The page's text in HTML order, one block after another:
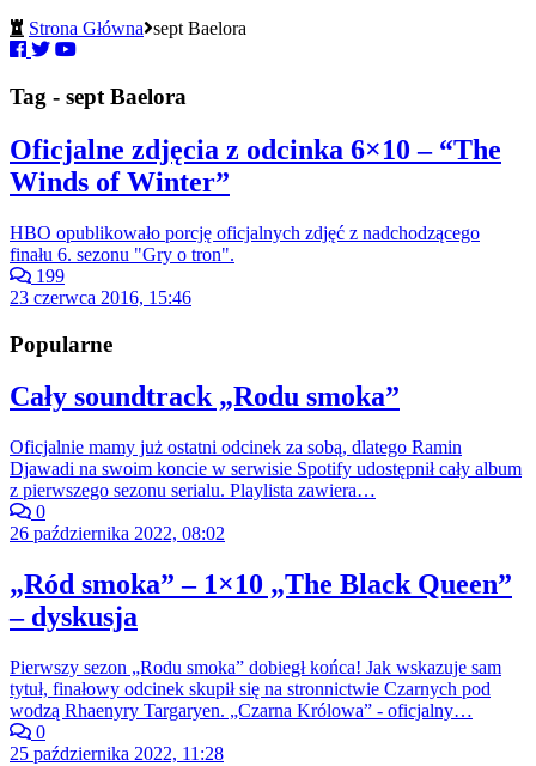
Strona Główna sept Baelora
Tag - sept Baelora
Oficjalne zdjęcia z odcinka 6×10 – “The
Winds of Winter”
HBO opublikowało porcję oficjalnych zdjęć z nadchodzącego
finału 6. sezonu "Gry o tron".
199
23 czerwca 2016, 15:46
Popularne
Cały soundtrack „Rodu smoka”
Oficjalnie mamy już ostatni odcinek za sobą, dlatego Ramin
Djawadi na swoim koncie w serwisie Spotify udostępnił cały album
z pierwszego sezonu serialu. Playlista zawiera…
0
26 października 2022, 08:02
„Ród smoka” – 1×10 „The Black Queen”
– dyskusja
Pierwszy sezon „Rodu smoka” dobiegł końca! Jak wskazuje sam
tytuł, finałowy odcinek skupił się na stronnictwie Czarnych pod
wodzą Rhaenyry Targaryen. „Czarna Królowa” - oficjalny…
0
25 października 2022, 11:28